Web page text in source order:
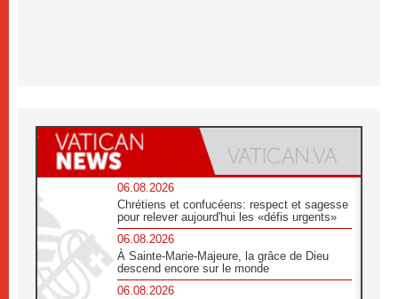
06.08.2026
Chrétiens et confucéens: respect et sagesse
pour relever aujourd'hui les «défis urgents»
06.08.2026
À Sainte-Marie-Majeure, la grâce de Dieu
descend encore sur le monde
06.08.2026